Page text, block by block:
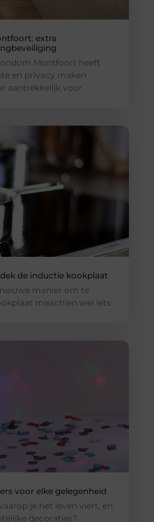
extra
Montfoort heeft
en privacy maken
aantrekkelijk voor
de inductie kookplaat
manier om te
misschien wel iets
voor elke gelegenheid
je het leven viert, en
decoraties?